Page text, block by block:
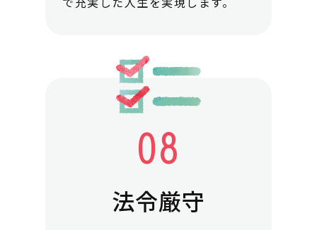
法令厳守